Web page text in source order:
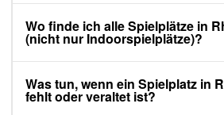
Wo finde ich alle Spielplätze in
(nicht nur Indoorspielplätze)?
Was tun, wenn ein Spielplatz in
fehlt oder veraltet ist?